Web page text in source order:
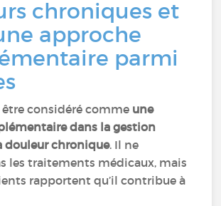
chroniques et
approche
parmi
être considéré comme une
dans la gestion
douleur chronique. Il ne
les traitements médicaux, mais
rapportent qu’il contribue à